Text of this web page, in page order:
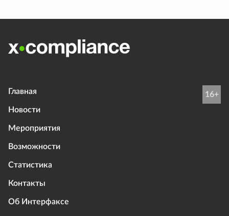
Главная
Новости
Мероприятия
Возможности
Статистика
Контакты
Об Интерфаксе
16+